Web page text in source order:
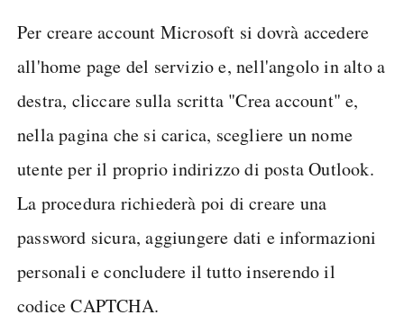
Per creare account Microsoft si dovrà accedere
all'home page del servizio e, nell'angolo in alto a
destra, cliccare sulla scritta "Crea account" e,
nella pagina che si carica, scegliere un nome
utente per il proprio indirizzo di posta Outlook.
La procedura richiederà poi di creare una
password sicura, aggiungere dati e informazioni
personali e concludere il tutto inserendo il
codice CAPTCHA.